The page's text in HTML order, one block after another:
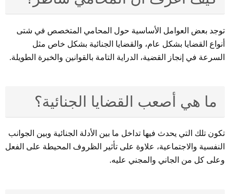
توجد بعض العوامل الأساسية حول المحامي المتخصص في شتى
أنواع القضايا بشكل عام، والقضايا الجنائية بشكل خاص مثل
السرعة في إنجاز القضية، الدراية التامة بالقوانين والخبرة الطويلة.
ما هي أصعب القضايا الجنائية؟
تكون تلك التي يحدث فيها تداخل ما بين الأدلة الجنائية وبين الجوانب
النفسية والاجتماعية، علاوة على تأثير الظروف المحيطة على الفعل
وعلى كل من الجاني والمجني عليه.